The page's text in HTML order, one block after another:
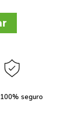
seguro